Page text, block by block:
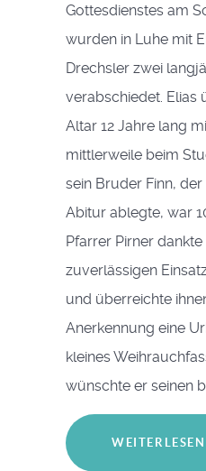
Gottesdienstes am
wurden in Luhe mit
Drechsler zwei
verabschiedet. Elias
Altar 12 Jahre lang
mittlerweile beim
sein Bruder Finn,
Abitur ablegte, war
Pfarrer Pirner
zuverlässigen
und überreichte
Anerkennung eine
kleines
wünschte er seinen